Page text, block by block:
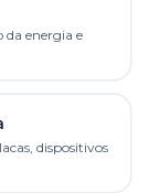
da energia e
dispositivos